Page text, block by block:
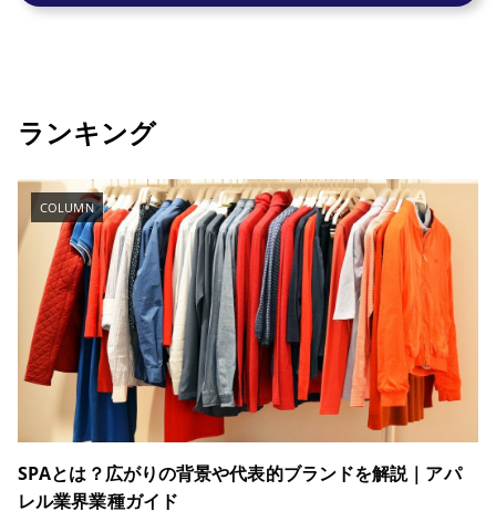
ランキング
COLUMN
SPAとは？広がりの背景や代表的ブランドを解説｜アパ
レル業界業種ガイド